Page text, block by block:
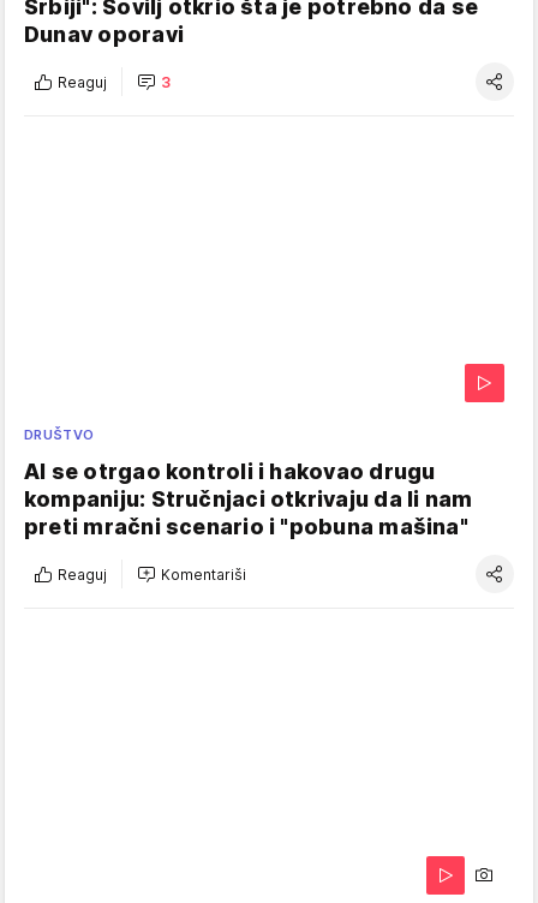
Srbiji": Sovilj otkrio šta je potrebno da se
Dunav oporavi
Reaguj 3
DRUŠTVO
AI se otrgao kontroli i hakovao drugu
kompaniju: Stručnjaci otkrivaju da li nam
preti mračni scenario i "pobuna mašina"
Reaguj Komentariši